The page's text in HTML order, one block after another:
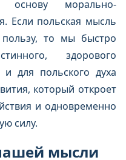
морально-
Если польская мысль
пользу, то мы быстро
здорового
и для польского духа
который откроет
и одновременно
силу.
мысли